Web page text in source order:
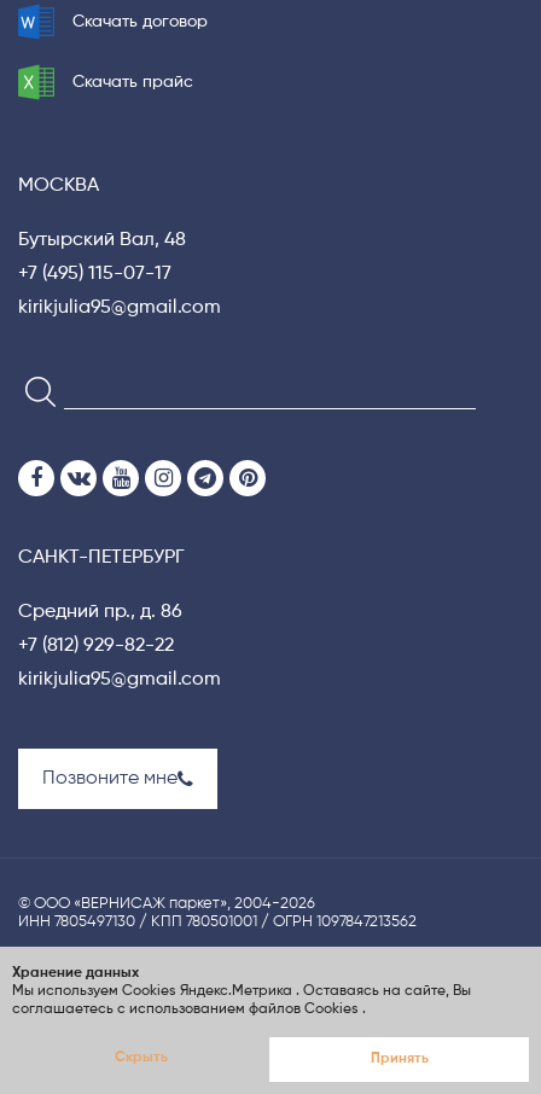
Скачать договор
Скачать прайс
МОСКВА
Бутырский Вал, 48
+7 (495) 115-07-17
kirikjulia95@gmail.com
САНКТ-ПЕТЕРБУРГ
Средний пр., д. 86
+7 (812) 929-82-22
kirikjulia95@gmail.com
Позвоните мне
© ООО «ВЕРНИСАЖ паркет», 2004-2026
ИНН 7805497130 / КПП 780501001 / ОГРН 1097847213562
UX-проектирование сайта Nina S.Dzhezher
Хранение данных
Мы используем Cookies Яндекс.Метрика . Оставаясь на сайте, Вы
соглашаетесь с использованием файлов Cookies .
Скрыть Принять